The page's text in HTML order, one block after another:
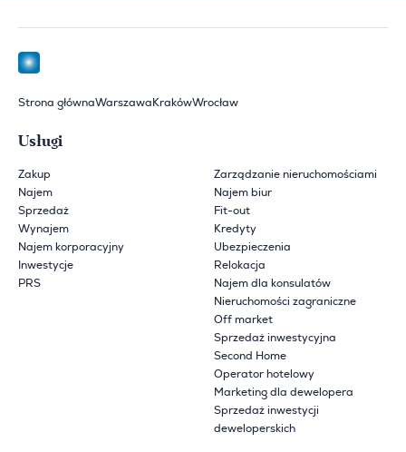
Strona głównaWarszawa KrakówWrocław
Usługi
Zakup
Najem
Sprzedaż
Wynajem
Najem korporacyjny
Inwestycje
PRS
Zarządzanie nieruchomościami
Najem biur
Fit-out
Kredyty
Ubezpieczenia
Relokacja
Najem dla konsulatów
Nieruchomości zagraniczne
Off market
Sprzedaż inwestycyjna
Second Home
Operator hotelowy
Marketing dla dewelopera
Sprzedaż inwestycji
deweloperskich